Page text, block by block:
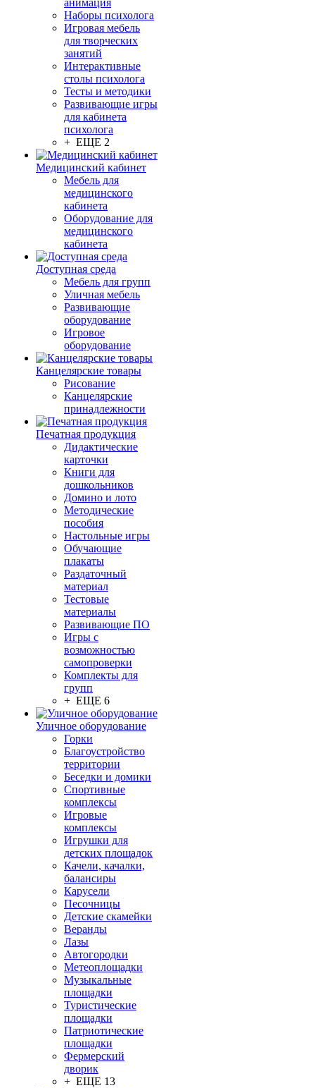
анимация
Наборы психолога
Игровая мебель
для творческих
занятий
Интерактивные
столы психолога
Тесты и методики
Развивающие игры
для кабинета
психолога
+ ЕЩЕ 2
Медицинский кабинет
Мебель для
медицинского
кабинета
Оборудование для
медицинского
кабинета
Доступная среда
Мебель для групп
Уличная мебель
Развивающие
оборудование
Игровое
оборудование
Канцелярские товары
Рисование
Канцелярские
принадлежности
Печатная продукция
Дидактические
карточки
Книги для
дошкольников
Домино и лото
Методические
пособия
Настольные игры
Обучающие
плакаты
Раздаточный
материал
Тестовые
материалы
Развивающие ПО
Игры с
возможностью
самопроверки
Комплекты для
групп
+ ЕЩЕ 6
Уличное оборудование
Горки
Благоустройство
территории
Беседки и домики
Спортивные
комплексы
Игровые
комплексы
Игрушки для
детских площадок
Качели, качалки,
балансиры
Карусели
Песочницы
Детские скамейки
Веранды
Лазы
Автогородки
Метеоплощадки
Музыкальные
площадки
Туристические
площадки
Патриотические
площадки
Фермерский
дворик
+ ЕЩЕ 13